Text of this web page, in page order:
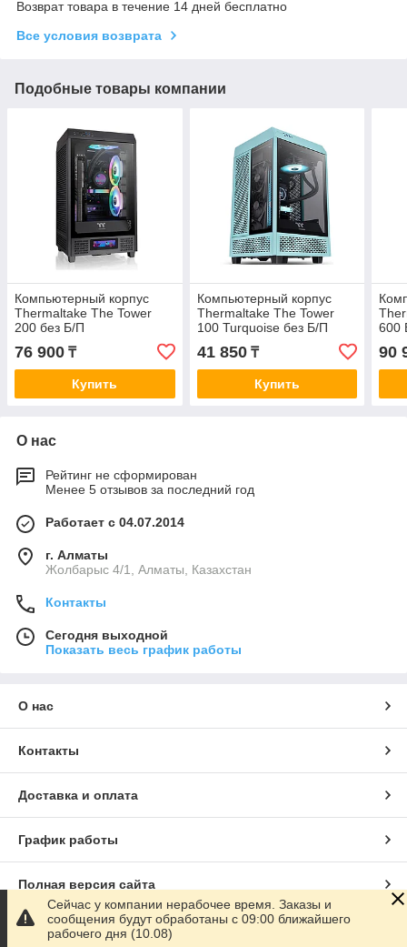
Возврат товара в течение 14 дней бесплатно
Все условия возврата
Подобные товары компании
Компьютерный корпус
Thermaltake The Tower
200 без Б/П
76 900 ₸
Купить
Компьютерный корпус
Thermaltake The Tower
100 Turquoise без Б/П
41 850₸
Купить
600
90
О нас
Рейтинг не сформирован
Менее 5 отзывов за последний год
Работает с 04.07.2014
г. Алматы
Жолбарыс 4/1, Алматы, Казахстан
Контакты
Сегодня выходной
Показать весь график работы
О нас
Контакты
Доставка и оплата
График работы
Полная версия сайта
Сайт создан на маркетплейсе
Сейчас у компании нерабочее время. Заказы и
сообщения будут обработаны с 09:00 ближайшего
рабочего дня (10.08)